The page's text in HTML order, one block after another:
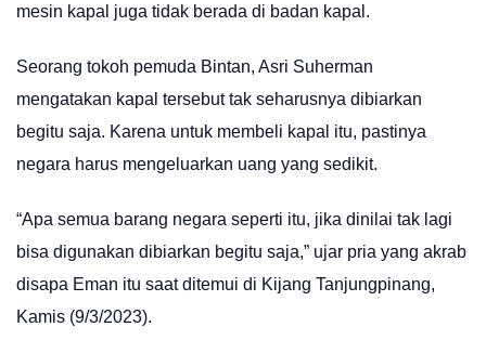
mesin kapal juga tidak berada di badan kapal.
Seorang tokoh pemuda Bintan, Asri Suherman
mengatakan kapal tersebut tak seharusnya dibiarkan
begitu saja. Karena untuk membeli kapal itu, pastinya
negara harus mengeluarkan uang yang sedikit.
“Apa semua barang negara seperti itu, jika dinilai tak lagi
bisa digunakan dibiarkan begitu saja,” ujar pria yang akrab
disapa Eman itu saat ditemui di Kijang Tanjungpinang,
Kamis (9/3/2023).